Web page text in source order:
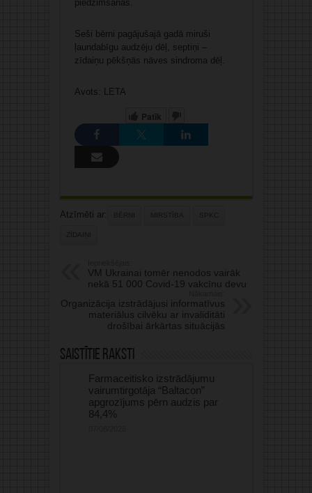
piedzimšanas.
Seši bērni pagājušajā gadā miruši
ļaundabīgu audzēju dēļ, septiņi –
zīdaiņu pēkšņās nāves sindroma dēļ.
Avots: LETA
Patīk
Atzīmēti ar: BĒRNI MIRSTĪBA SPKC
ZĪDAIŅI
VM Ukrainai tomēr nenodos vairāk
nekā 51 000 Covid-19 vakcīnu devu
Organizācija izstrādājusi informatīvus
materiālus cilvēku ar invaliditāti
drošībai ārkārtas situācijās
Saistītie raksti
Farmaceitisko izstrādājumu
vairumtirgotāja “Baltacon”
apgrozījums pērn audzis par
84,4%